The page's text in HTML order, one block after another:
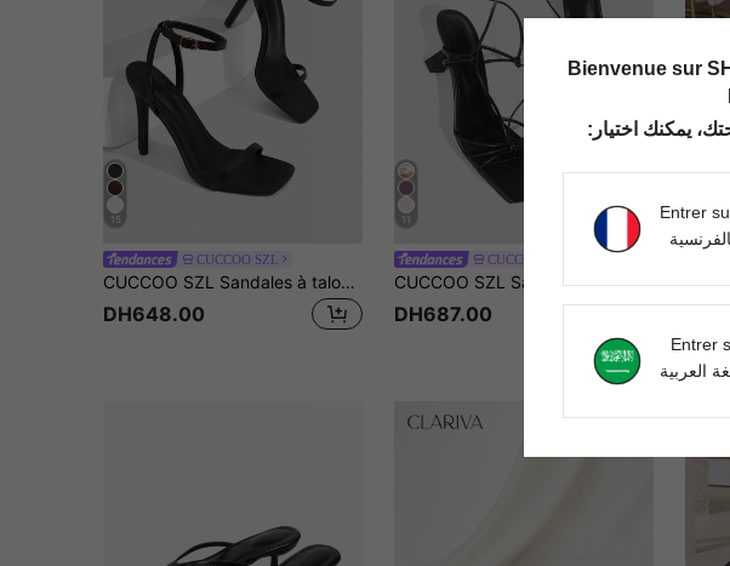
15
CUCCOO SZL
CUCCOO SZL Sandales à talons élégantes et minimalistes pour le travail pour femmes
DH648.00
11
CUCCOO SZL
CUCCOO SZL Sandales à talons hauts noires sexy et à la mode pour femmes, avec bride à la cheville et bout carré. Talons hauts d'été pour dames, parfaits pour les fêtes, Noël, le printemps et les soirées de bal d'été
DH687.00
Bienvenue sur
يمكنك اختيار:
Entrer
Entrer
العربية